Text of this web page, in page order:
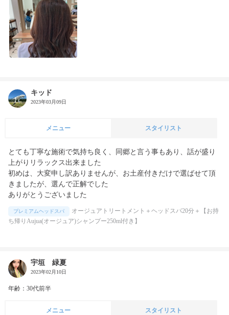
キッド
2023年03月09日
メニュー スタイリスト
とても丁寧な施術で気持ち良く、同郷と言う事もあり、話が盛り
上がりリラックス出来ました
初めは、大変申し訳ありませんが、お土産付きだけで選ばせて頂
きましたが、選んで正解でした
ありがとうございました
プレミアムヘッドスパ
オージュアトリートメント＋ヘッドスパ20分＋【お持
ち帰りAujua(オージュア)シャンプー250ml付き】
宇垣 緑夏
2023年02月10日
年齢：30代前半
メニュー スタイリスト